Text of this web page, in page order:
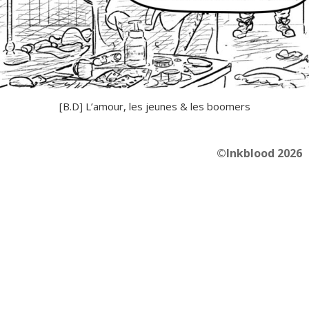
[B.D] L’amour, les jeunes & les boomers
©Inkblood 2026